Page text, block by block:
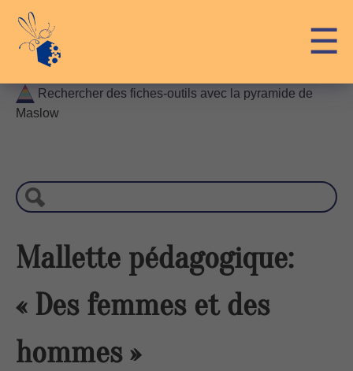
content
☰
Rechercher des fiches-outils avec la pyramide de
Maslow
c
h
r
c
e
Mallette pédagogique:
« Des femmes et des
hommes »